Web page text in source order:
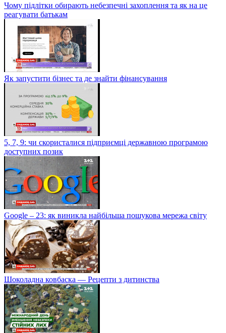
Чому підлітки обирають небезпечні захоплення та як на це
реагувати батькам
Як запустити бізнес та де знайти фінансування
5, 7, 9: чи скористалися підприємці державною програмою
доступних позик
Google – 23: як виникла найбільша пошукова мережа світу
Шоколадна ковбаска — Рецепти з дитинства